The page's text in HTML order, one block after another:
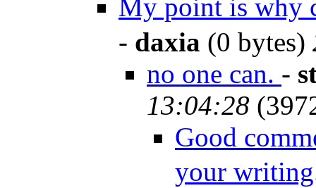
My point is why
- daxia (0 bytes)
no one can. -
13:04:28
Good
your